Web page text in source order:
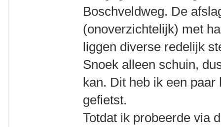
Boschveldweg. De
(onoverzichtelijk) met
liggen diverse redelijk
Snoek alleen schuin,
kan. Dit heb ik een
gefietst.
Totdat ik probeerde via